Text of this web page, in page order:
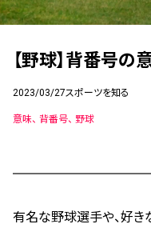
【野球】背番号の
2023/03/27スポーツを知る
意味 背番号 野球
有名な野球選手や、好